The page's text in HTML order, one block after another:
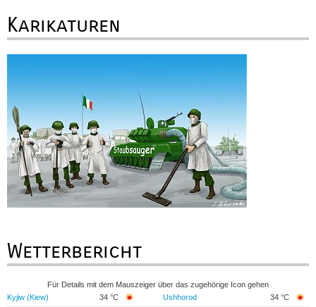
Karikaturen
Wetterbericht
Für Details mit dem Mauszeiger über das zugehörige Icon gehen
Kyjiw (Kiew)
34 °C Ushhorod 34 °C